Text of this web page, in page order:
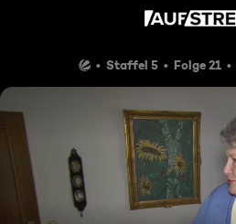
Staffel 5 Folge 21